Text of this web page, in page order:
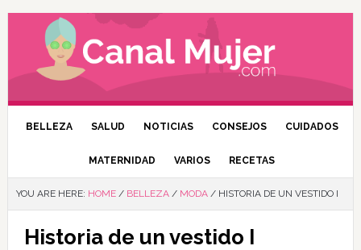
BELLEZA SALUD NOTICIAS CONSEJOS CUIDADOS
MATERNIDAD VARIOS RECETAS
YOU ARE HERE: HOME / BELLEZA / MODA /HISTORIA DE UN VESTIDO I
Historia de un vestido I